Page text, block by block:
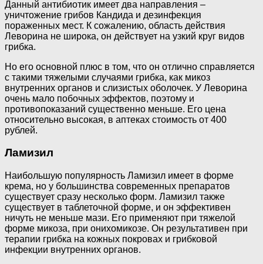
Данный антибиотик имеет два направления –
уничтожение грибов Кандида и дезинфекция
пораженных мест. К сожалению, область действия
Леворина не широка, он действует на узкий круг видов
грибка.
Но его основной плюс в том, что он отлично справляется
с такими тяжелыми случаями грибка, как микоз
внутренних органов и слизистых оболочек. У Леворина
очень мало побочных эффектов, поэтому и
противопоказаний существенно меньше. Его цена
относительно высокая, в аптеках стоимость от 400
рублей.
Ламизил
Наибольшую популярность Ламизил имеет в форме
крема, но у большинства современных препаратов
существует сразу несколько форм. Ламизил также
существует в таблеточной форме, и он эффективен
ничуть не меньше мази. Его применяют при тяжелой
форме микоза, при онихомикозе. Он результативен при
терапии грибка на кожных покровах и грибковой
инфекции внутренних органов.